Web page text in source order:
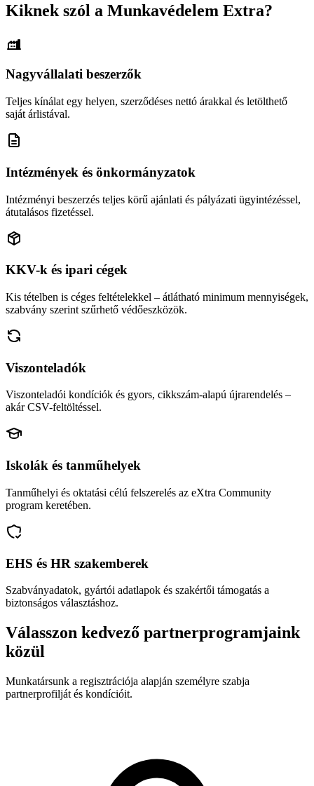
Kiknek szól a Munkavédelem Extra?
Nagyvállalati beszerzők
Teljes kínálat egy helyen, szerződéses nettó árakkal és letölthető
saját árlistával.
Intézmények és önkormányzatok
Intézményi beszerzés teljes körű ajánlati és pályázati ügyintézéssel,
átutalásos fizetéssel.
KKV-k és ipari cégek
Kis tételben is céges feltételekkel – átlátható minimum mennyiségek,
szabvány szerint szűrhető védőeszközök.
Viszonteladók
Viszonteladói kondíciók és gyors, cikkszám-alapú újrarendelés –
akár CSV-feltöltéssel.
Iskolák és tanműhelyek
Tanműhelyi és oktatási célú felszerelés az eXtra Community
program keretében.
EHS és HR szakemberek
Szabványadatok, gyártói adatlapok és szakértői támogatás a
biztonságos választáshoz.
Válasszon kedvező partnerprogramjaink
közül
Munkatársunk a regisztrációja alapján személyre szabja
partnerprofilját és kondícióit.